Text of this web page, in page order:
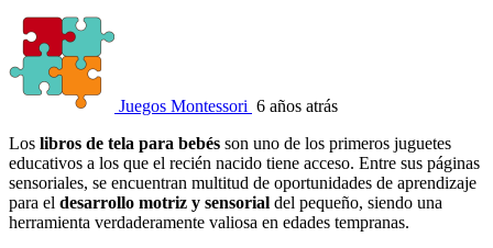
Juegos Montessori 6 años atrás
Los libros de tela para bebés son uno de los primeros juguetes
educativos a los que el recién nacido tiene acceso. Entre sus páginas
sensoriales, se encuentran multitud de oportunidades de aprendizaje
para el desarrollo motriz y sensorial del pequeño, siendo una
herramienta verdaderamente valiosa en edades tempranas.